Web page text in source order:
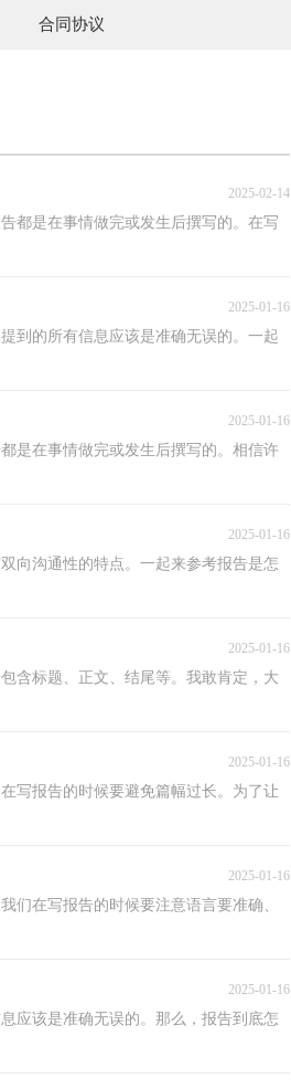
合同协议
2025-02-14
都是在事情做完或发生后撰写的。在写
2025-01-16
到的所有信息应该是准确无误的。一起
2025-01-16
是在事情做完或发生后撰写的。相信许
2025-01-16
向沟通性的特点。一起来参考报告是怎
2025-01-16
含标题、正文、结尾等。我敢肯定，大
2025-01-16
写报告的时候要避免篇幅过长。为了让
2025-01-16
们在写报告的时候要注意语言要准确、
2025-01-16
应该是准确无误的。那么，报告到底怎